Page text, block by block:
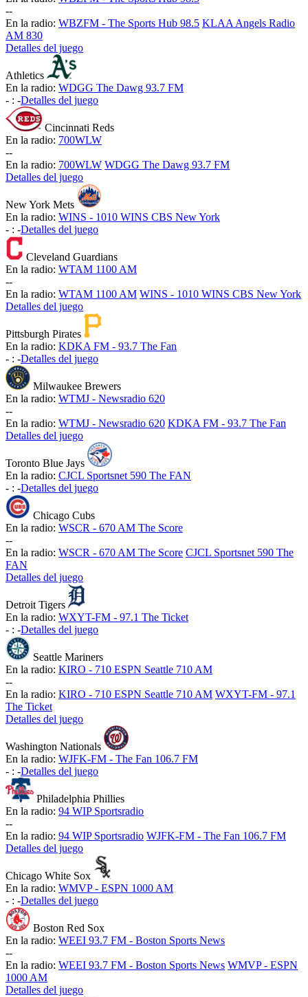
--
En la radio: WBZFM - The Sports Hub 98.5 KLAA Angels Radio
AM 830
Detalles del juego
Athletics
En la radio: WDGG The Dawg 93.7 FM
- : -Detalles del juego
Cincinnati Reds
En la radio: 700WLW
--
En la radio: 700WLW WDGG The Dawg 93.7 FM
Detalles del juego
New York Mets
En la radio: WINS - 1010 WINS CBS New York
- : -Detalles del juego
Cleveland Guardians
En la radio: WTAM 1100 AM
--
En la radio: WTAM 1100 AM WINS - 1010 WINS CBS New York
Detalles del juego
Pittsburgh Pirates
En la radio: KDKA FM - 93.7 The Fan
- : -Detalles del juego
Milwaukee Brewers
En la radio: WTMJ - Newsradio 620
--
En la radio: WTMJ - Newsradio 620 KDKA FM - 93.7 The Fan
Detalles del juego
Toronto Blue Jays
En la radio: CJCL Sportsnet 590 The FAN
- : -Detalles del juego
Chicago Cubs
En la radio: WSCR - 670 AM The Score
--
En la radio: WSCR - 670 AM The Score CJCL Sportsnet 590 The
FAN
Detalles del juego
Detroit Tigers
En la radio: WXYT-FM - 97.1 The Ticket
- : -Detalles del juego
Seattle Mariners
En la radio: KIRO - 710 ESPN Seattle 710 AM
--
En la radio: KIRO - 710 ESPN Seattle 710 AM WXYT-FM - 97.1
The Ticket
Detalles del juego
Washington Nationals
En la radio: WJFK-FM - The Fan 106.7 FM
- : -Detalles del juego
Philadelphia Phillies
En la radio: 94 WIP Sportsradio
--
En la radio: 94 WIP Sportsradio WJFK-FM - The Fan 106.7 FM
Detalles del juego
Chicago White Sox
En la radio: WMVP - ESPN 1000 AM
- : -Detalles del juego
Boston Red Sox
En la radio: WEEI 93.7 FM - Boston Sports News
--
En la radio: WEEI 93.7 FM - Boston Sports News WMVP - ESPN
1000 AM
Detalles del juego